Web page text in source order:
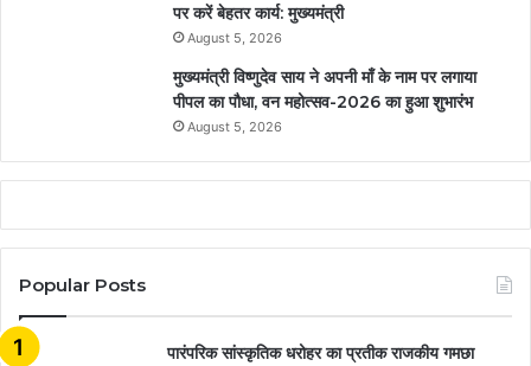
पर करें बेहतर कार्य: मुख्यमंत्री
August 5, 2026
मुख्यमंत्री विष्णुदेव साय ने अपनी माँ के नाम पर लगाया
पीपल का पौधा, वन महोत्सव-2026 का हुआ शुभारंभ
August 5, 2026
Popular Posts
​​​​​​​पारंपरिक सांस्कृतिक धरोहर का प्रतीक राजकीय गमछा